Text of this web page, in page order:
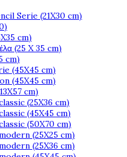
Serie (21X30 cm)
cm)
(25 X 35 cm)
cm)
(45X45 cm)
(45X45 cm)
cm)
(25X36 cm)
(45X45 cm)
(50X70 cm)
(25X25 cm)
(25X36 cm)